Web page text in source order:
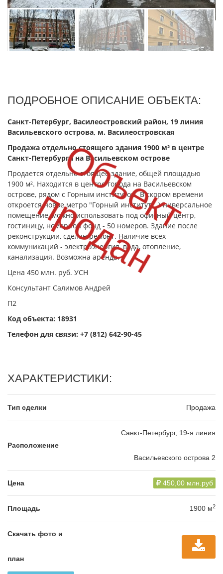
О
б
ъ
е
к
т
п
р
о
д
а
н
ПОДРОБНОЕ ОПИСАНИЕ ОБЪЕКТА:
Санкт-Петербург, Василеостровский район, 19 линия
Васильевского острова, м. Василеостровская
Продажа отдельно стоящего здания 1900 м² в центре
Санкт-Петербурга на Васильевском острове
Продается отдельно стоящее здание, общей площадью
1900 м². Находится в центре города на Васильевском
острове, рядом с Горным институтом. В скором времени
откроется новое метро "Горный институт". Универсальное
помещение, можно использовать под офисный центр,
гостиницу, номерной фонд - 50 номеров. Здание после
реконструкции, сделан ремонт. Наличие всех
коммуникаций - электроэнергия, вода, отопление,
канализация. Возможна аренда.
Цена 450 млн. руб. УСН
Консультант Салимов Андрей
П2
Код объекта: 18931
Телефон для связи: +7 (812) 642-90-45
ХАРАКТЕРИСТИКИ:
Тип сделки Продажа
Расположение
Санкт-Петербург, 19-я линия
Васильевского острова 2
Цена 450,00 млн.руб
Площадь 1900 м2
Скачать фото и
план